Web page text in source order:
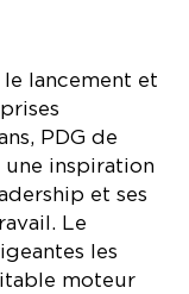
lancement et
PDG de
une inspiration
et ses
Le
les
moteur